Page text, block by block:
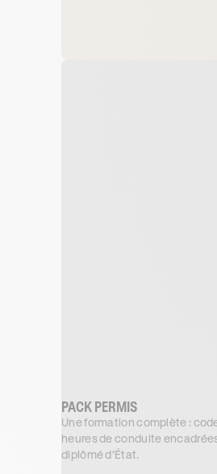
PACK PERMIS
Une formation complète :
heures de conduite
diplômé d’État.